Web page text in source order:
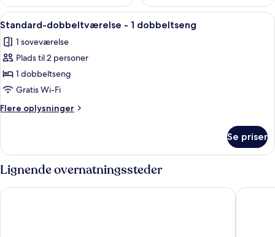
Indlæs
alle
billeder
af
Standard-
dobbeltværelse
-
1
Et soveværelse med seng, to
8
Standard-dobbeltværelse - 1 dobbeltseng
1 soveværelse
Plads til 2 personer
1 dobbeltseng
Gratis Wi-Fi
Flere oplysninger
Flere
dobbeltværelse
-
1
dobbeltseng
Se priser
Lignende overnatningssteder
Rooms at The Ritz Complex